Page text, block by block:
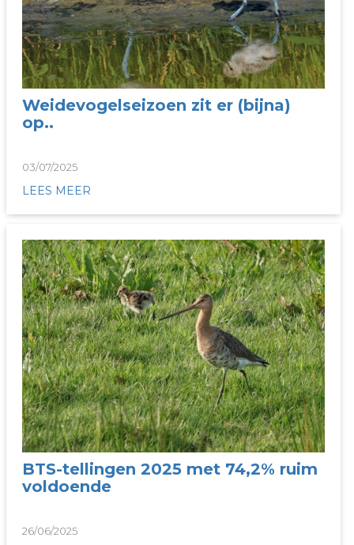
Weidevogelseizoen zit er (bijna)
op..
03/07/2025
LEES MEER
BTS-tellingen 2025 met 74,2% ruim
voldoende
26/06/2025